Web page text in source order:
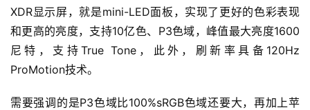
XDR显示屏，就是mini-LED面板，实现了更好的色彩表现
和更高的亮度，支持10亿色、P3色域，峰值最大亮度1600
尼特，支持True Tone，此外，刷新率具备120Hz
ProMotion技术。
需要强调的是P3色域比100%sRGB色域还要大，再加上苹